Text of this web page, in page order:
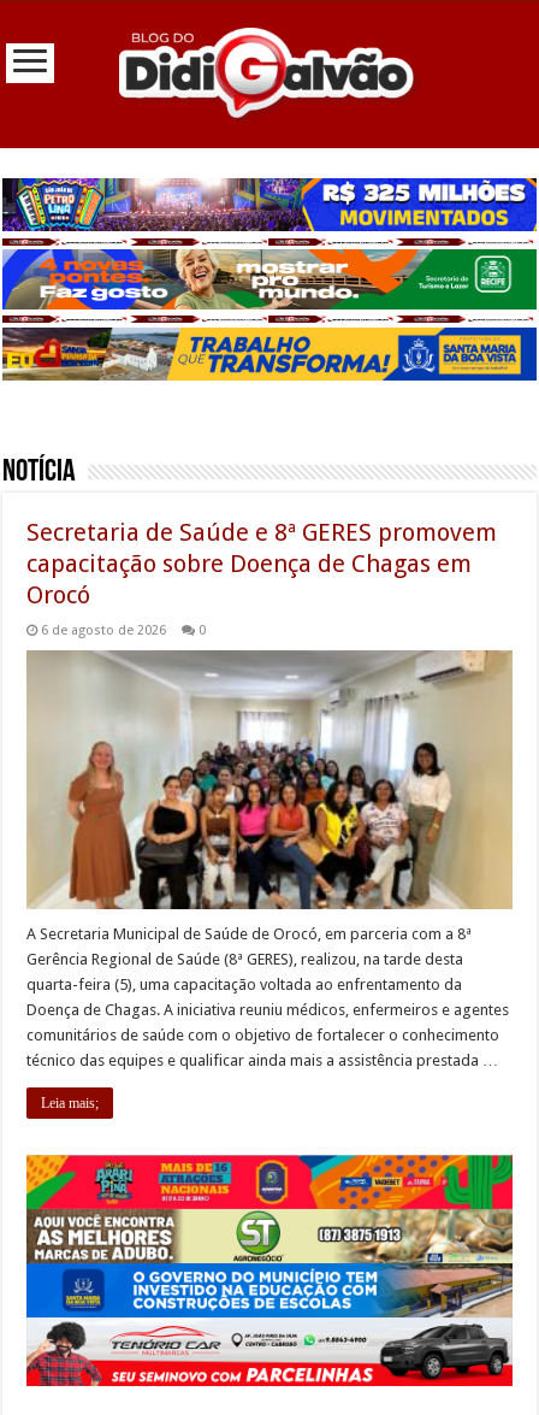
Notícia
Secretaria de Saúde e 8ª GERES promovem
capacitação sobre Doença de Chagas em
Orocó
6 de agosto de 2026 0
A Secretaria Municipal de Saúde de Orocó, em parceria com a 8ª
Gerência Regional de Saúde (8ª GERES), realizou, na tarde desta
quarta-feira (5), uma capacitação voltada ao enfrentamento da
Doença de Chagas. A iniciativa reuniu médicos, enfermeiros e agentes
comunitários de saúde com o objetivo de fortalecer o conhecimento
técnico das equipes e qualificar ainda mais a assistência prestada …
Leia mais;